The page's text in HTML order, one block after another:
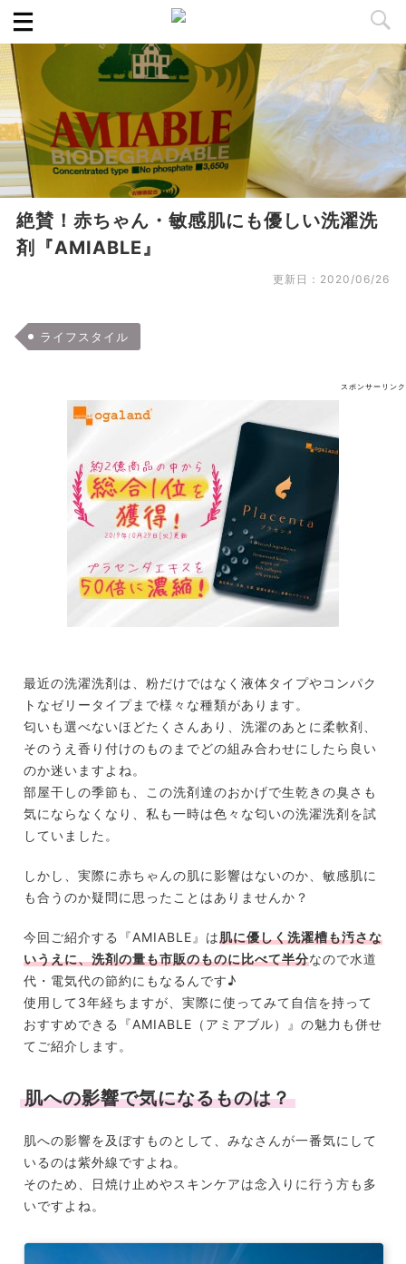
絶賛！赤ちゃん・敏感肌にも優しい洗濯洗
剤『AMIABLE』
更新日： 2020/06/26
ライフスタイル
スポンサーリンク
最近の洗濯洗剤は、粉だけではなく液体タイプやコンパク
トなゼリータイプまで様々な種類があります。
匂いも選べないほどたくさんあり、洗濯のあとに柔軟剤、
そのうえ香り付けのものまでどの組み合わせにしたら良い
のか迷いますよね。
部屋干しの季節も、この洗剤達のおかげで生乾きの臭さも
気にならなくなり、私も一時は色々な匂いの洗濯洗剤を試
していました。
しかし、実際に赤ちゃんの肌に影響はないのか、敏感肌に
も合うのか疑問に思ったことはありませんか？
今回ご紹介する『AMIABLE』は肌に優しく洗濯槽も汚さな
いうえに、洗剤の量も市販のものに比べて半分なので水道
代・電気代の節約にもなるんです♪
使用して3年経ちますが、実際に使ってみて自信を持って
おすすめできる『AMIABLE（アミアブル）』の魅力も併せ
てご紹介します。
肌への影響で気になるものは？
肌への影響を及ぼすものとして、みなさんが一番気にして
いるのは紫外線ですよね。
そのため、日焼け止めやスキンケアは念入りに行う方も多
いですよね。